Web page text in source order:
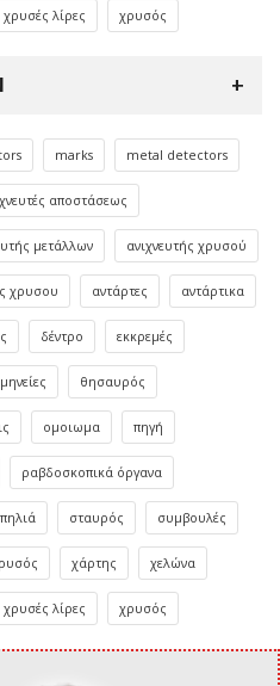
χρυσές λίρες χρυσός
marks metal detectors
αποστάσεως
μετάλλων ανιχνευτής χρυσού
χρυσου αντάρτες αντάρτικα
δέντρο εκκρεμές
θησαυρός
ομοιωμα πηγή
ραβδοσκοπικά όργανα
σταυρός συμβουλές
χάρτης χελώνα
χρυσές λίρες χρυσός